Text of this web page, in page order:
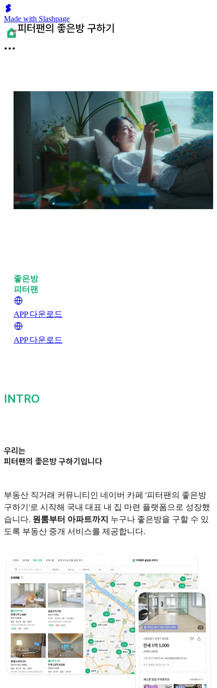
Made with Slashpage
좋은방구할 때는
피터팬
APP 다운로드
APP 다운로드
INTRO
우리는
피터팬의 좋은방 구하기입니다
부동산 직거래 커뮤니티인 네이버 카페 '피터팬의 좋은방
구하기'로 시작해 국내 대표 내 집 마련 플랫폼으로 성장했
습니다. 원룸부터 아파트까지 누구나 좋은방을 구할 수 있
도록 부동산 중개 서비스를 제공합니다.